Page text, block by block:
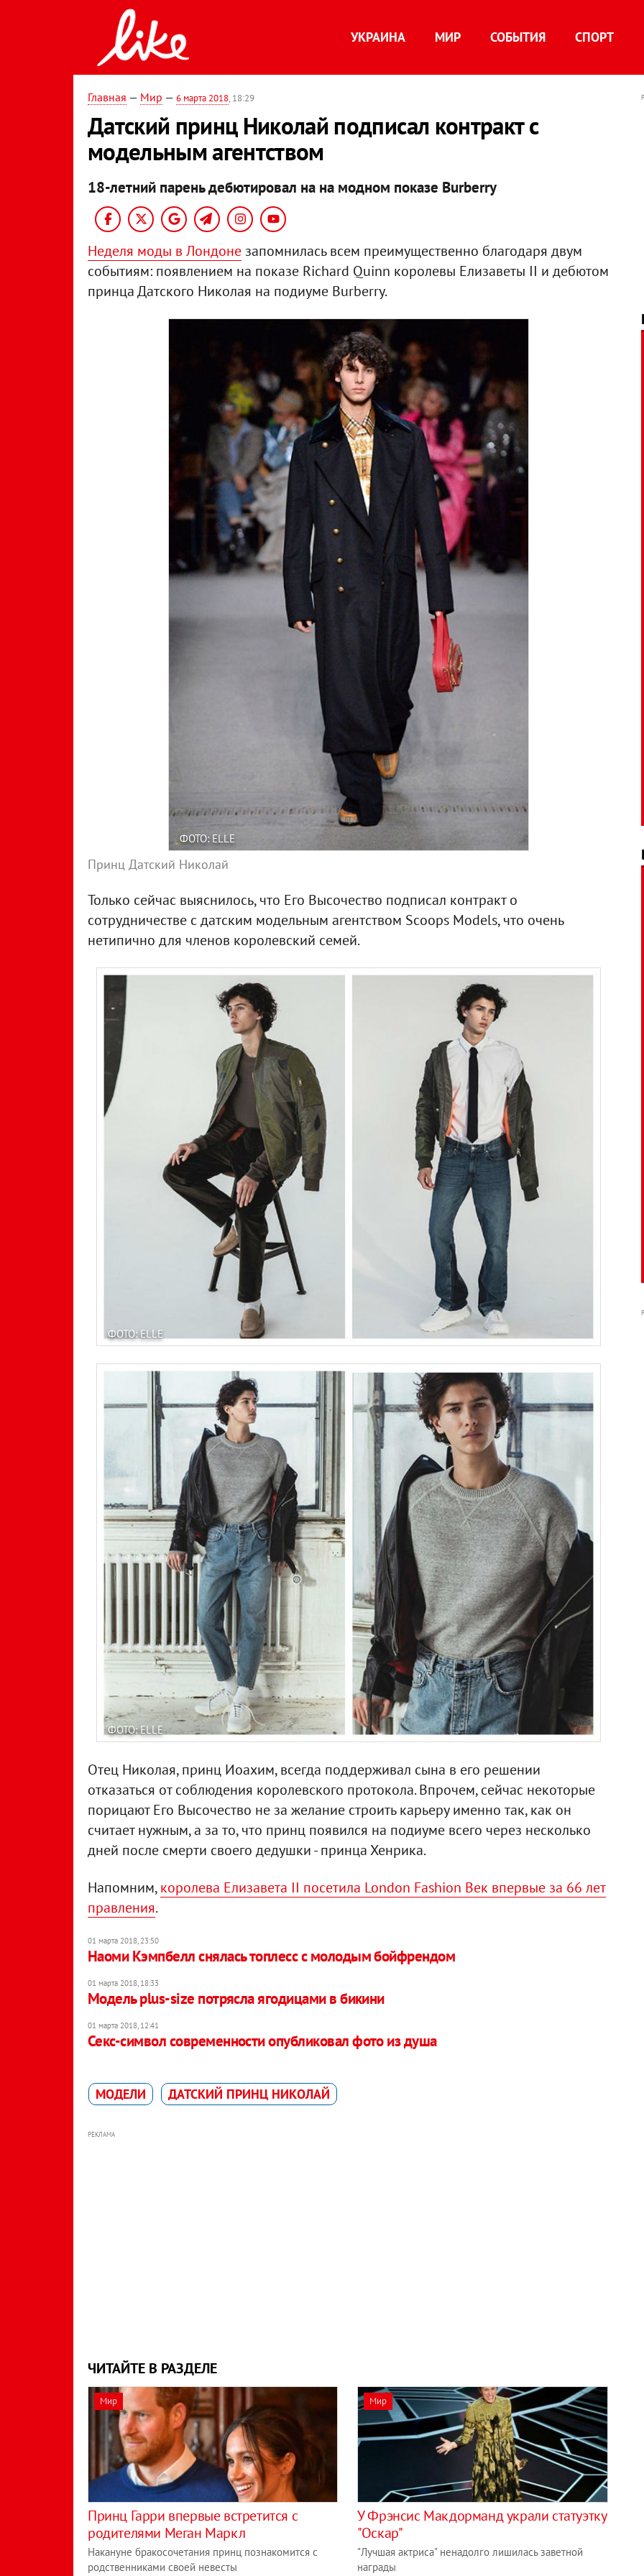
УКРАИНА МИР СОБЫТИЯ СПОРТ
Главная — Мир — 6 марта 2018, 18:29
Датский принц Николай подписал контракт с
модельным агентством
18-летний парень дебютировал на на модном показе Burberry
Неделя моды в Лондоне запомнилась всем преимущественно благодаря двум
событиям: появлением на показе Richard Quinn королевы Елизаветы II и дебютом
принца Датского Николая на подиуме Burberry.
ФОТО: ELLE
Принц Датский Николай
Только сейчас выяснилось, что Его Высочество подписал контракт о
сотрудничестве с датским модельным агентством Scoops Models, что очень
нетипично для членов королевский семей.
ФОТО: ELLE
ФОТО: ELLE
Отец Николая, принц Иоахим, всегда поддерживал сына в его решении
отказаться от соблюдения королевского протокола. Впрочем, сейчас некоторые
порицают Его Высочество не за желание строить карьеру именно так, как он
считает нужным, а за то, что принц появился на подиуме всего через несколько
дней после смерти своего дедушки - принца Хенрика.
Напомним,королева Елизавета II посетила London Fashion Век впервые за 66 лет
правления.
01 марта 2018, 23:50
Наоми Кэмпбелл снялась топлесс с молодым бойфрендом
01 марта 2018, 18:33
Модель plus-size потрясла ягодицами в бикини
01 марта 2018, 12:41
Секс-символ современности опубликовал фото из душа
МОДЕЛИ ДАТСКИЙ ПРИНЦ НИКОЛАЙ
РЕКЛАМА
ЧИТАЙТЕ В РАЗДЕЛЕ
Мир
Принц Гарри впервые встретится с
родителями Меган Маркл
Накануне бракосочетания принц познакомится с
родственниками своей невесты
Мир
У Фрэнсис Макдорманд украли статуэтку
"Оскар"
"Лучшая актриса" ненадолго лишилась заветной
награды